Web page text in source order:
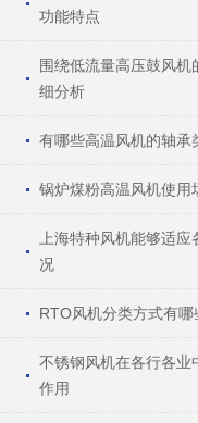
功能特点
围绕低流量高压鼓风机
细分析
有哪些高温风机的轴承
锅炉煤粉高温风机使用
上海特种风机能够适
况
RTO风机分类方式有哪
不锈钢风机在各行各业
作用